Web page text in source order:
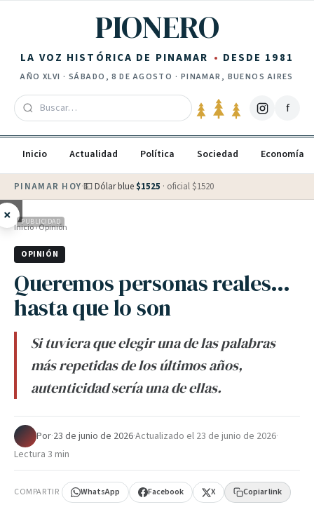
PIONERO
LA VOZ HISTÓRICA DE PINAMAR DESDE 1981
AÑO XLVI · SÁBADO, 8 DE AGOSTO · PINAMAR, BUENOS AIRES
f
Inicio Actualidad Política Sociedad Economía
PINAMAR HOY·💵 Dólar blue $1525 · oficial $1520
× PUBLICIDAD
Inicio›Opinión
OPINIÓN
Queremos personas reales…
hasta que lo son
Si tuviera que elegir una de las palabras
más repetidas de los últimos años,
autenticidad sería una de ellas.
Por·23 de junio de 2026·Actualizado el 23 de junio de 2026·
Lectura 3 min
COMPARTIR WhatsApp Facebook X Copiar link